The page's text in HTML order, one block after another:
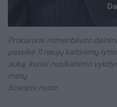
Prokurorai ritmenbliuzo
pateikė 11 naujų kaltinimų
auką, kuriai nusikaltimo
metų.
Scanpix nuotr.